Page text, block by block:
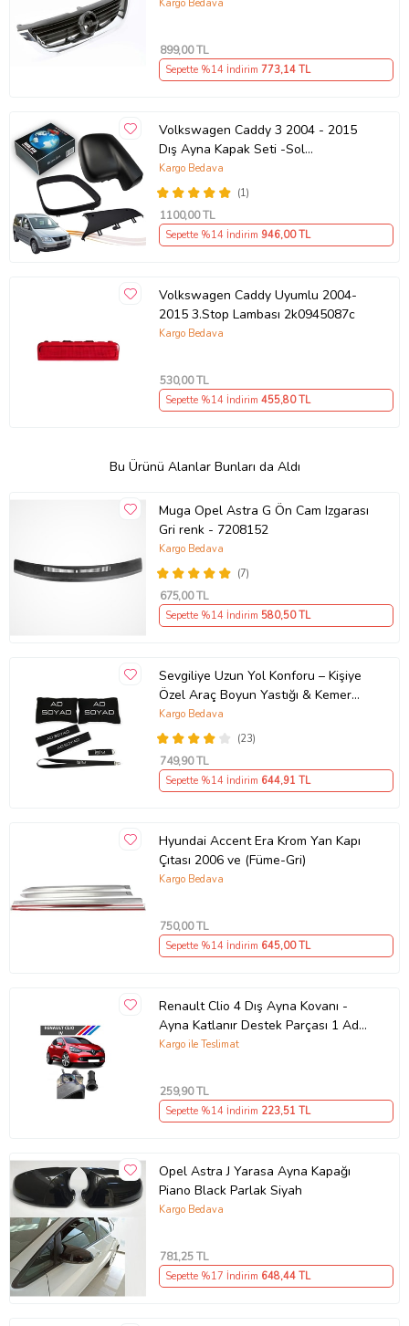
Kargo Bedava
899,00 TL
Sepette %14 İndirim 773,14 TL
Volkswagen Caddy 3 2004 - 2015
Dış Ayna Kapak Seti -Sol
7E18575289 B9
(1)
Kargo Bedava
1100,00 TL
Sepette %14 İndirim 946,00 TL
Volkswagen Caddy Uyumlu 2004-
2015 3.Stop Lambası 2k0945087c
Kargo Bedava
530,00 TL
Sepette %14 İndirim 455,80 TL
Bu Ürünü Alanlar Bunları da Aldı
Muga Opel Astra G Ön Cam Izgarası
Gri renk - 7208152
(7)
Kargo Bedava
675,00 TL
Sepette %14 İndirim 580,50 TL
Sevgiliye Uzun Yol Konforu – Kişiye
Özel Araç Boyun Yastığı & Kemer
Pedi Hediye Seti
(23)
Kargo Bedava
749,90 TL
Sepette %14 İndirim 644,91 TL
Hyundai Accent Era Krom Yan Kapı
Çıtası 2006 ve (Füme-Gri)
Kargo Bedava
750,00 TL
Sepette %14 İndirim 645,00 TL
Renault Clio 4 Dış Ayna Kovanı -
Ayna Katlanır Destek Parçası 1 Adet
490307706 M3625
Kargo ile Teslimat
259,90 TL
Sepette %14 İndirim 223,51 TL
Opel Astra J Yarasa Ayna Kapağı
Piano Black Parlak Siyah
Kargo Bedava
781,25 TL
Sepette %17 İndirim 648,44 TL